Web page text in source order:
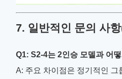
7. 일반적인 문의 사
Q1: S2-4는 2인승 모델과 어
A: 주요 차이점은 정기적인 그